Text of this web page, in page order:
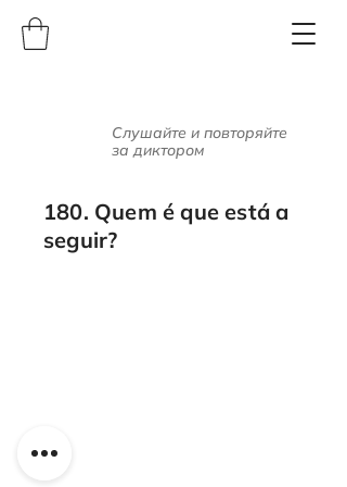
180. Quem é que está a
seguir?
Слушайте и повторяйте
за диктором